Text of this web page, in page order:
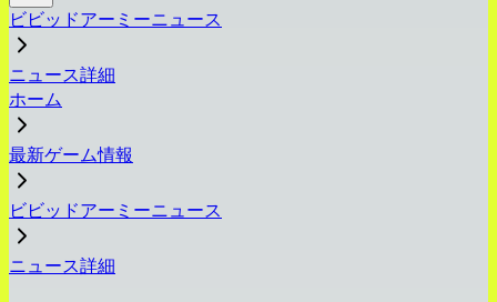
ビビッドアーミーニュース
ニュース詳細
ホーム
最新ゲーム情報
ビビッドアーミーニュース
ニュース詳細